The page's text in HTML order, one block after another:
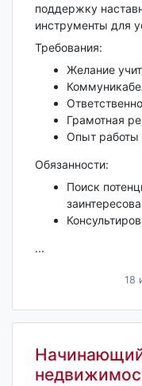
поддержку
инструменты для
Требования:
Желание
Грамотная
Опыт работы
Обязанности:
Поиск
...
18